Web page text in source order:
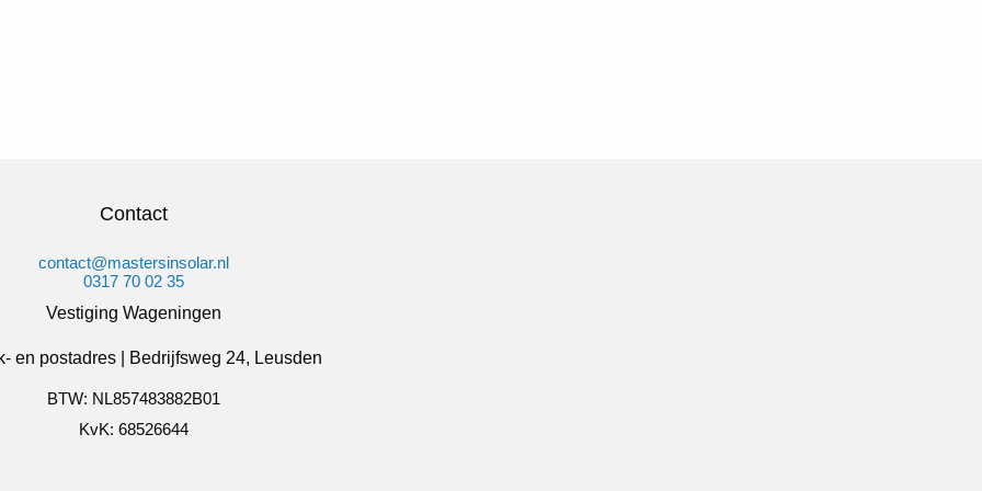
Contact
contact@mastersinsolar.nl
0317 70 02 35
Vestiging Wageningen
en postadres | Bedrijfsweg 24, Leusden
BTW: NL857483882B01
KvK: 68526644